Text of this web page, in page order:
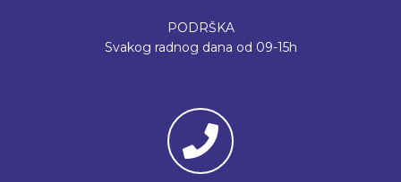
PODRŠKA
Svakog radnog dana od 09-15h